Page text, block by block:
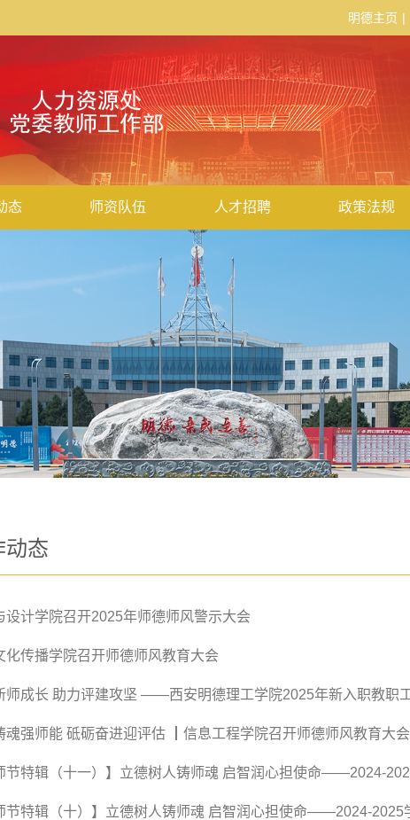
明德主页 |
态 师资队伍 人才招聘 政策法规
动态
设计学院召开2025年师德师风警示大会
化传播学院召开师德师风教育大会
魂强师能 砥砺奋进迎评估 ┃信息工程学院召开师德师风教育大会